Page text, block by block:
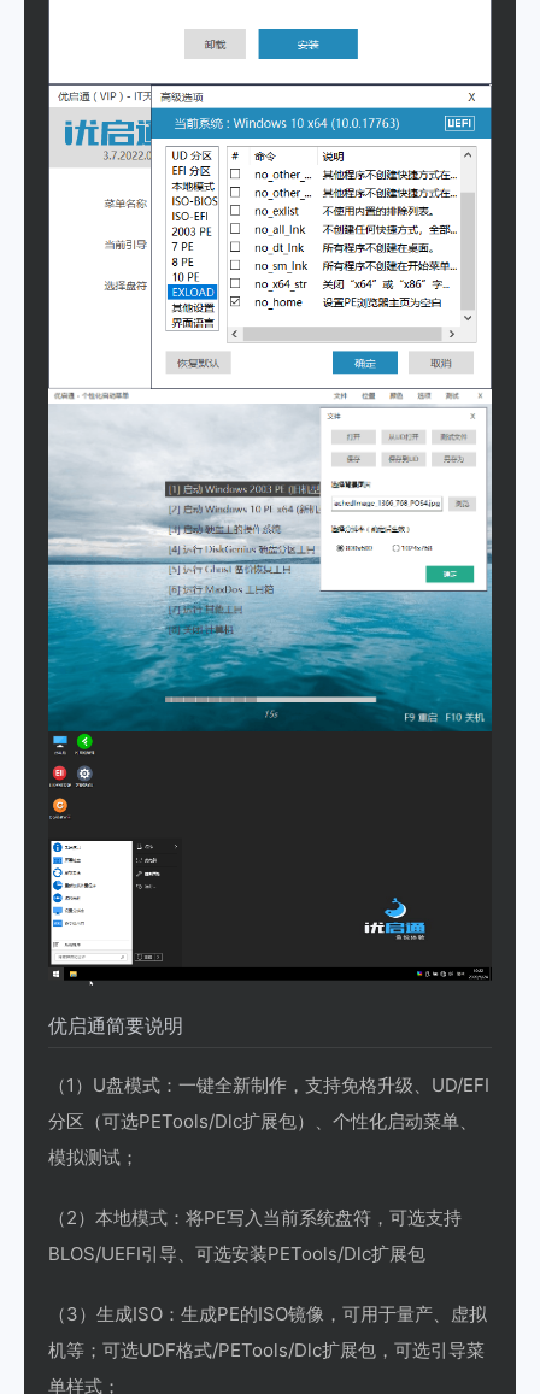
优启通简要说明
（1）U盘模式：一键全新制作，支持免格升级、UD/EFI
分区（可选PETools/Dlc扩展包）、个性化启动菜单、
模拟测试；
（2）本地模式：将PE写入当前系统盘符，可选支持
BLOS/UEFI引导、可选安装PETools/Dlc扩展包
（3）生成ISO：生成PE的ISO镜像，可用于量产、虚拟
机等；可选UDF格式/PETools/Dlc扩展包，可选引导菜
单样式；